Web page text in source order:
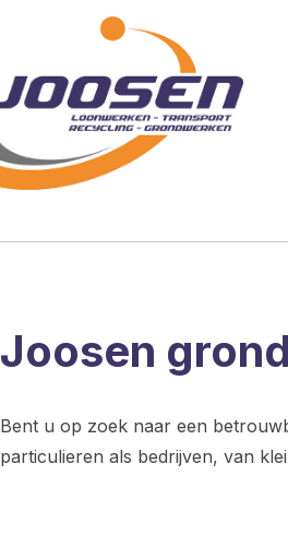
Joosen
Bent u op zoek naar een
particulieren als bedrijven, van